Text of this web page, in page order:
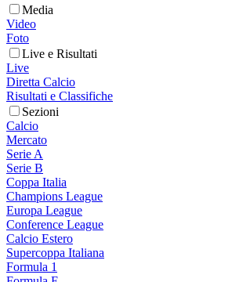
Media
Video
Foto
Live e Risultati
Live
Diretta Calcio
Risultati e Classifiche
Sezioni
Calcio
Mercato
Serie A
Serie B
Coppa Italia
Champions League
Europa League
Conference League
Calcio Estero
Supercoppa Italiana
Formula 1